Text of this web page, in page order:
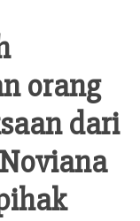
orang
dari